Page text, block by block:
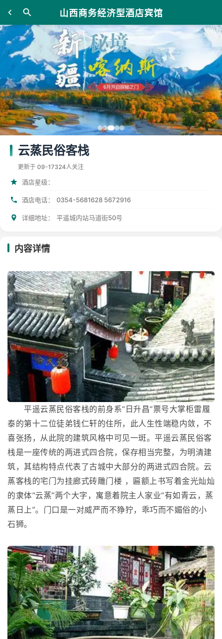
山西商务经济型酒店宾馆
云蒸民俗客栈
更新于 09-17324人关注
酒店星级：
酒店电话： 0354-5681628 5672916
详细地址： 平遥城内站马道街50号
内容详情
平遥云蒸民俗客栈的前身系“日升昌”票号大掌柜雷履
泰的第十二位徒弟钱仁轩的住所，此人生性端稳内敛，不
喜张扬，从此院的建筑风格中可见一斑。平遥云蒸民俗客
栈是一座传统的两进式四合院，保存相当完整，为明清建
筑，其结构特点代表了古城中大部分的两进式四合院。云
蒸客栈的宅门为挂廊式砖雕门楼 ，匾额上书写着金光灿灿
的隶体“云蒸”两个大字，寓意着院主人家业“有如青云，蒸
蒸日上”。门口是一对威严而不狰狞，乖巧而不媚俗的小
石狮。